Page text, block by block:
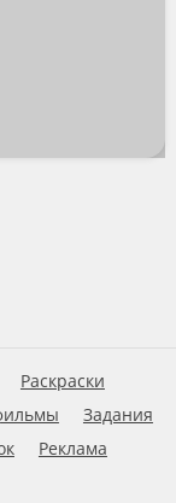
Раскраски
Задания
Реклама